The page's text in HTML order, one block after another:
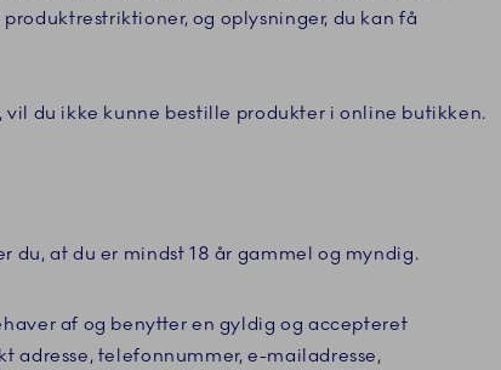
og oplysninger, du kan få
du ikke kunne bestille produkter i online butikken.
at du er mindst 18 år gammel og myndig.
af og benytter en gyldig og accepteret
adresse, telefonnummer, e-mailadresse,